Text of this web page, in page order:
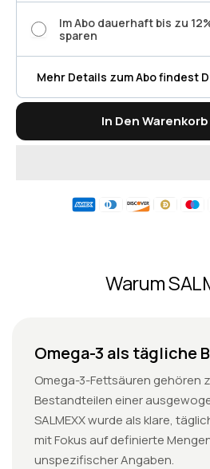
Im Abo dauerhaft bis zu
sparen
Mehr Details zum Abo findest
In Den
Warum
Omega-3 als tägliche
Omega-3-Fettsäuren gehören
Bestandteilen einer
SALMEXX wurde als klare,
mit Fokus auf definierte
unspezifischer Angaben.